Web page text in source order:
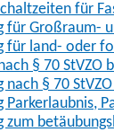
für
für Großraum-
für land- oder
§ 70 StVZO
nach § 70
Parkerlaubnis,
zum